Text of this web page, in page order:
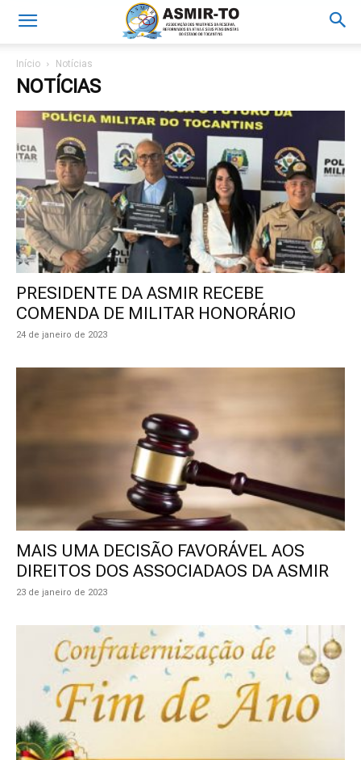
Início Notícias
NOTÍCIAS
PRESIDENTE DA ASMIR RECEBE
COMENDA DE MILITAR HONORÁRIO
24 de janeiro de 2023
MAIS UMA DECISÃO FAVORÁVEL AOS
DIREITOS DOS ASSOCIADAOS DA ASMIR
23 de janeiro de 2023